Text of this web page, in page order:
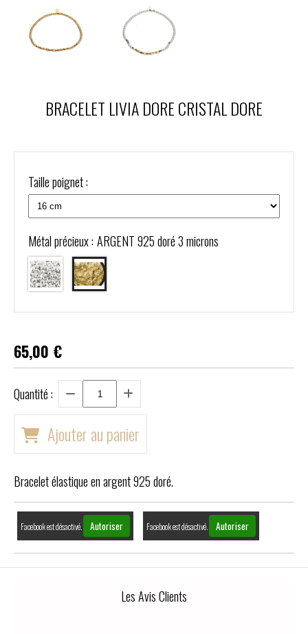
BRACELET LIVIA DORE CRISTAL DORE
Taille poignet :
Métal précieux : ARGENT 925 doré 3 microns
65,00 €
Quantité :
Ajouter au panier
Bracelet élastique en argent 925 doré.
Facebook est désactivé. Autoriser Facebook est désactivé. Autoriser
Les Avis Clients